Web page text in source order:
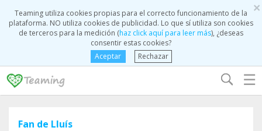
×
Teaming utiliza cookies propias para el correcto funcionamiento de la
plataforma. NO utiliza cookies de publicidad. Lo que sí utiliza son cookies
de terceros para la medición (haz click aquí para leer más), ¿deseas
consentir estas cookies?
Aceptar
Rechazar
☰
Fan de Lluís